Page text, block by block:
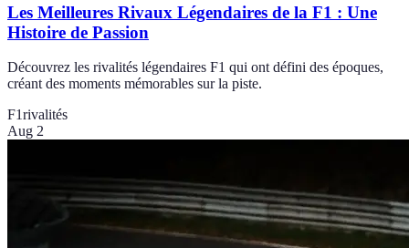
Les Meilleures Rivaux Légendaires de la F1 : Une
Histoire de Passion
Découvrez les rivalités légendaires F1 qui ont défini des époques,
créant des moments mémorables sur la piste.
F1rivalités
Aug 2